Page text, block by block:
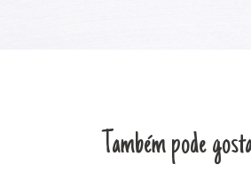
Também pode